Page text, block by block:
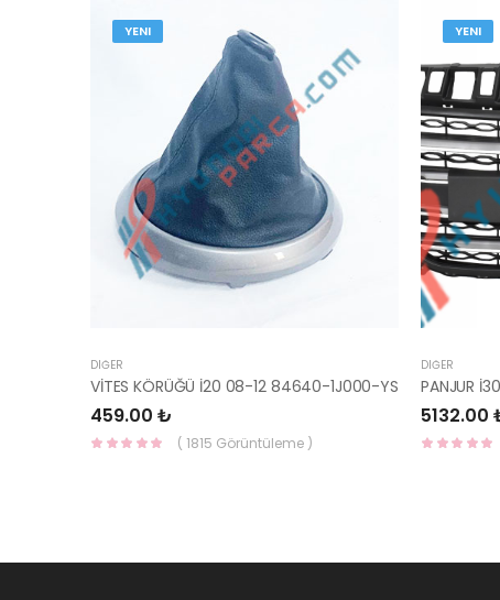
YENI
DIĞER
VİTES KÖRÜĞÜ İ20 08-12 84640-1J000-YS
459.00 ₺
( 1815 Görüntüleme )
YENI
DIĞER
5132.00